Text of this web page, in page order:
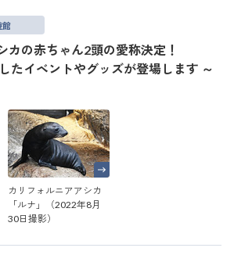
館
カの赤ちゃん2頭の愛称決定！
たイベントやグッズが登場します ～
カリフォルニアアシカ
「ルナ」（2022年8月
30日撮影）